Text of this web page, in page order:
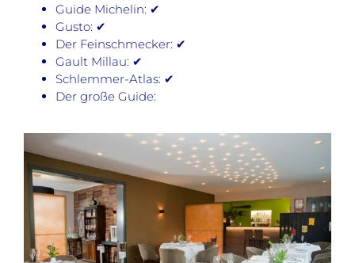
Guide Michelin: ✔
Gusto: ✔
Der Feinschmecker: ✔
Gault Millau: ✔
Schlemmer-Atlas: ✔
Der große Guide: